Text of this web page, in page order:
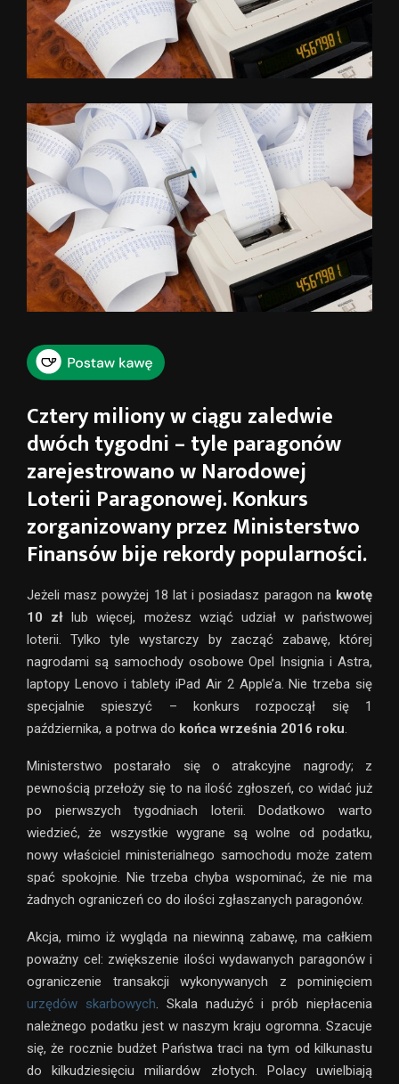
Cztery miliony w ciągu zaledwie
dwóch tygodni – tyle paragonów
zarejestrowano w Narodowej
Loterii Paragonowej. Konkurs
zorganizowany przez Ministerstwo
Finansów bije rekordy popularności.
Jeżeli masz powyżej 18 lat i posiadasz paragon na kwotę
10 zł lub więcej, możesz wziąć udział w państwowej
loterii. Tylko tyle wystarczy by zacząć zabawę, której
nagrodami są samochody osobowe Opel Insignia i Astra,
laptopy Lenovo i tablety iPad Air 2 Apple’a. Nie trzeba się
specjalnie spieszyć – konkurs rozpoczął się 1
października, a potrwa do końca września 2016 roku.
Ministerstwo postarało się o atrakcyjne nagrody; z
pewnością przełoży się to na ilość zgłoszeń, co widać już
po pierwszych tygodniach loterii. Dodatkowo warto
wiedzieć, że wszystkie wygrane są wolne od podatku,
nowy właściciel ministerialnego samochodu może zatem
spać spokojnie. Nie trzeba chyba wspominać, że nie ma
żadnych ograniczeń co do ilości zgłaszanych paragonów.
Akcja, mimo iż wygląda na niewinną zabawę, ma całkiem
poważny cel: zwiększenie ilości wydawanych paragonów i
ograniczenie transakcji wykonywanych z pominięciem
urzędów skarbowych. Skala nadużyć i prób niepłacenia
należnego podatku jest w naszym kraju ogromna. Szacuje
się, że rocznie budżet Państwa traci na tym od kilkunastu
do kilkudziesięciu miliardów złotych. Polacy uwielbiają